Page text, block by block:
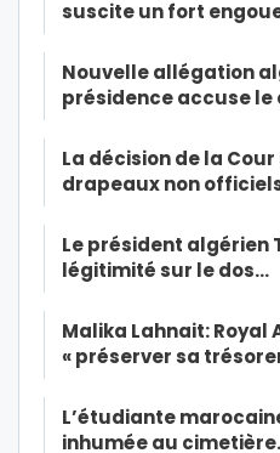
suscite un fort
Nouvelle allégation
présidence accuse
La décision de la
drapeaux non
Le président algérien
légitimité sur le dos…
Malika Lahnait: Royal
« préserver sa
L’étudiante
inhumée au